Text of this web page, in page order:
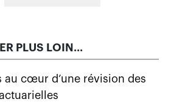
PLUS LOIN...
au cœur d’une révision des